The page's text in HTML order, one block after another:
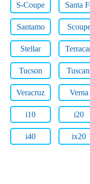
S-Coupe Santa
Santamo
Stellar
Tucson
Veracruz Verna
i10 i20
i40 ix20